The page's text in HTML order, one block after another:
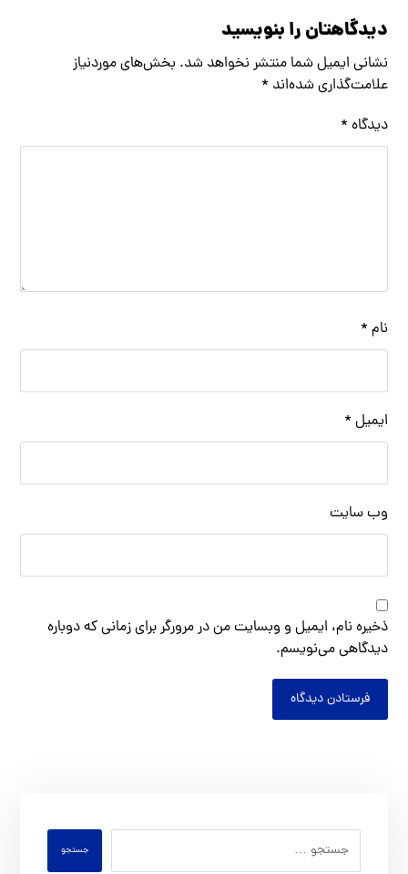
دیدگاهتان را بنویسید
نشانی ایمیل شما منتشر نخواهد شد. بخش‌های موردنیاز
علامت‌گذاری شده‌اند *
دیدگاه *
نام *
ایمیل *
وب‌ سایت
ذخیره نام، ایمیل و وبسایت من در مرورگر برای زمانی که دوباره
دیدگاهی می‌نویسم.
فرستادن دیدگاه
جستجو